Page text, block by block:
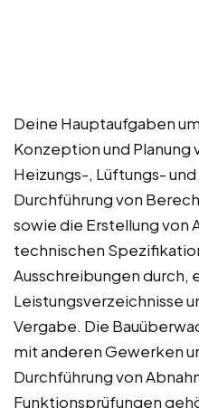
Deine Hauptaufgaben
Konzeption und Planung
Heizungs-, Lüftungs-
Durchführung von
sowie die Erstellung von
technischen
Ausschreibungen durch,
Leistungsverzeichnisse
Vergabe. Die
mit anderen Gewerken
Durchführung von
Funktionsprüfungen